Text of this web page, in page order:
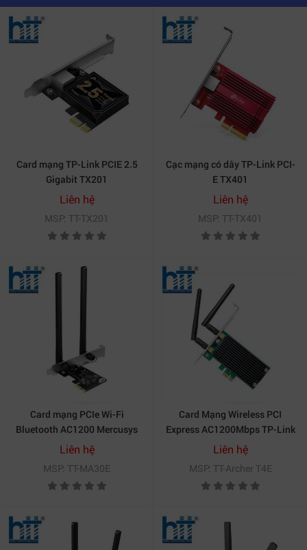
Card mạng TP-Link PCIE 2.5
Gigabit TX201
Liên hệ
MSP: TT-TX201
Cạc mạng có dây TP-Link PCI-
E TX401
Liên hệ
MSP: TT-TX401
Card mạng PCIe Wi-Fi
Bluetooth AC1200 Mercusys
MA30E
Liên hệ
MSP: TT-MA30E
Card Mạng Wireless PCI
Express AC1200Mbps TP-Link
Archer T4E
Liên hệ
MSP: TT-Archer T4E